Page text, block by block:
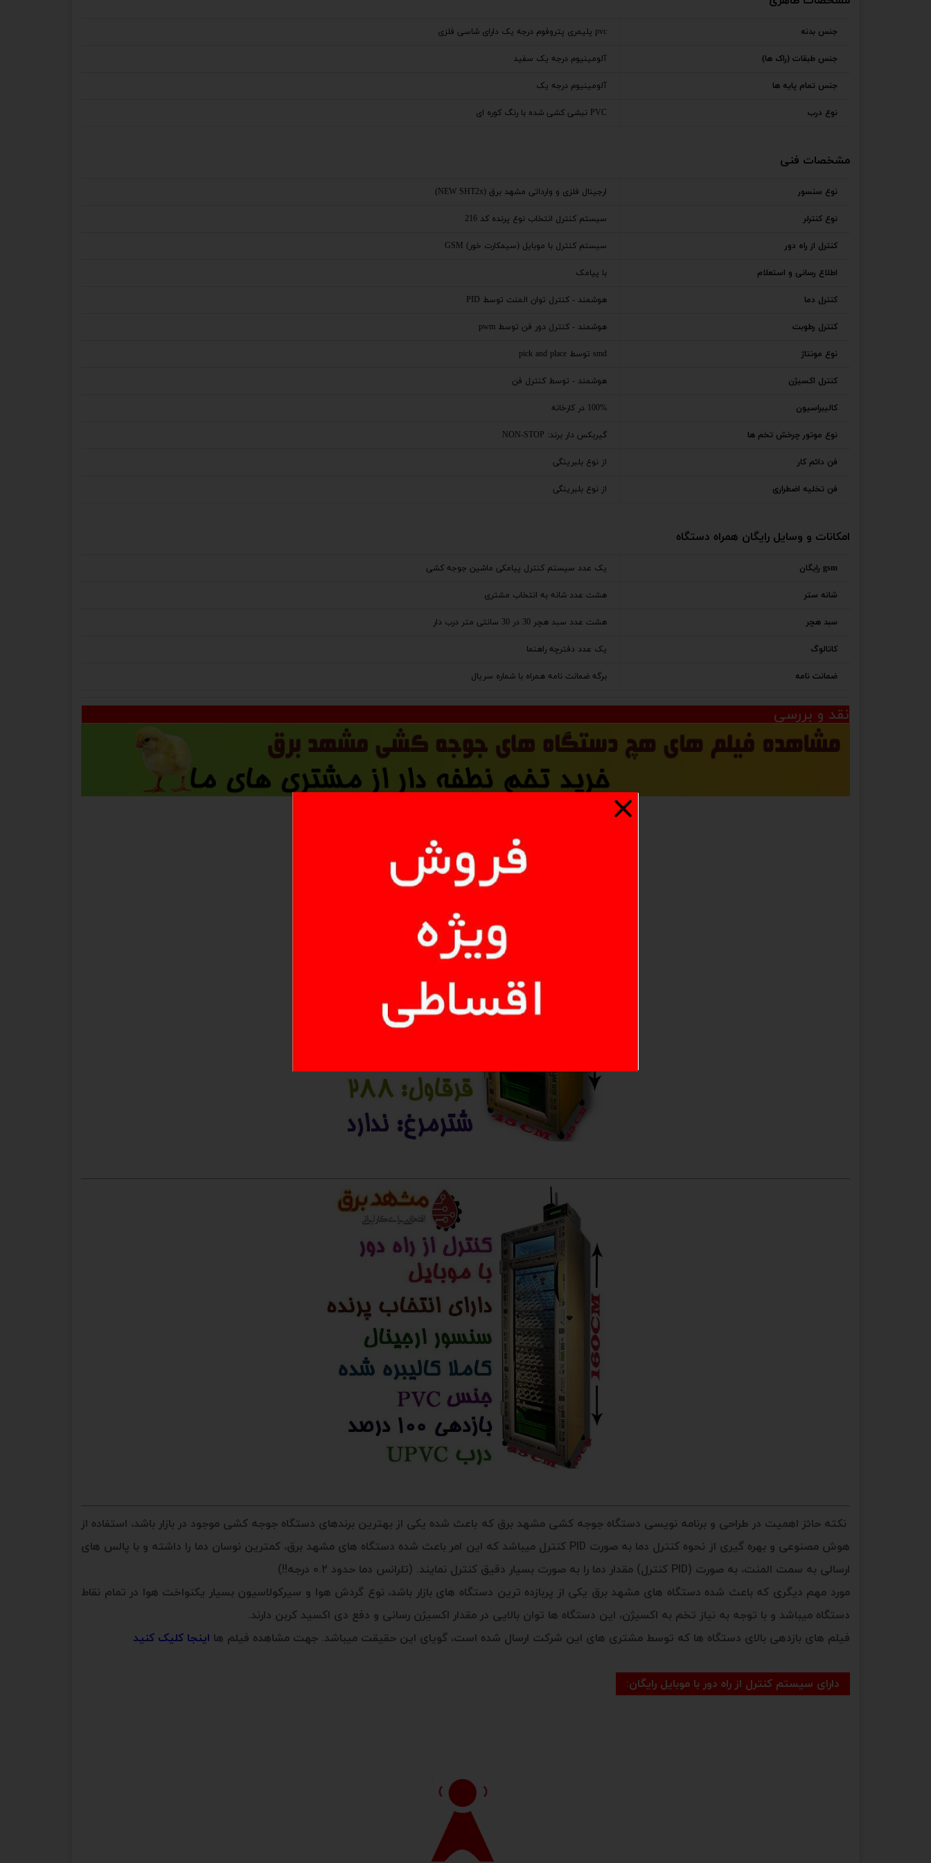
جنس بدنه pvc پلیمری پتروفوم درجه یک دارای شاسی فلزی
جنس طبقات (راک ها) آلومینیوم درجه یک سفید
جنس تمام پایه ها آلومینیوم درجه یک
نوع درب PVC نبشی کشی شده با رنگ کوره ای
مشخصات فنی
نوع سنسور ارجینال فلزی و وارداتی مشهد برق (NEW SHT2x)
نوع کنترلر سیستم کنترل انتخاب نوع پرنده کد 216
کنترل از راه دور سیستم کنترل با موبایل (سیمکارت خور) GSM
اطلاع رسانی و استعلام با پیامک
کنترل دما هوشمند - کنترل توان المنت توسط PID
کنترل رطوبت هوشمند - کنترل دور فن توسط pwm
نوع مونتاژ smd توسط pick and place
کنترل اکسیژن هوشمند - توسط کنترل فن
کالیبراسیون 100% در کارخانه
نوع موتور چرخش تخم ها گیربکس دار برند: NON-STOP
فن دائم کار از نوع بلبرینگی
فن تخلیه اضطراری از نوع بلبرینگی
امکانات و وسایل رایگان همراه دستگاه
gsm رایگان یک عدد سیستم کنترل پیامکی ماشین جوجه کشی
شانه ستر هشت عدد شانه به انتخاب مشتری
سبد هچر هشت عدد سبد هچر 30 در 30 سانتی متر درب دار
کاتالوگ یک عدد دفترچه راهنما
ضمانت نامه برگه ضمانت نامه همراه با شماره سریال
نقد و بررسی
نکته حائز اهمیت در طراحی و برنامه نویسی دستگاه جوجه کشی مشهد برق که باعث شده یکی از بهترین برندهای دستگاه جوجه کشی موجود در بازار باشد، استفاده از
هوش مصنوعی و بهره گیری از نحوه کنترل دما به صورت PID کنترل میباشد که این امر باعث شده دستگاه های مشهد برق، کمترین نوسان دما را داشته و با پالس های
ارسالی به سمت المنت، به صورت (PID کنترل) مقدار دما را به صورت بسیار دقیق کنترل نمایند. (تلرانس دما حدود 0.2 درجه!!)
مورد مهم دیگری که باعث شده دستگاه های مشهد برق یکی از پربازده ترین دستگاه های بازار باشد، نوع گردش هوا و سیرکولاسیون بسیار یکنواخت هوا در تمام نقاط
دستگاه میباشد و با توجه به نیاز تخم به اکسیژن، این دستگاه ها توان بالایی در مقدار اکسیژن رسانی و دفع دی اکسید کربن دارند.
فیلم های بازدهی بالای دستگاه ها که توسط مشتری های این شرکت ارسال شده است، گویای این حقیقت میباشد. جهت مشاهده فیلم ها اینجا کلیک کنید
دارای سیستم کنترل از راه دور با موبایل رایگان: